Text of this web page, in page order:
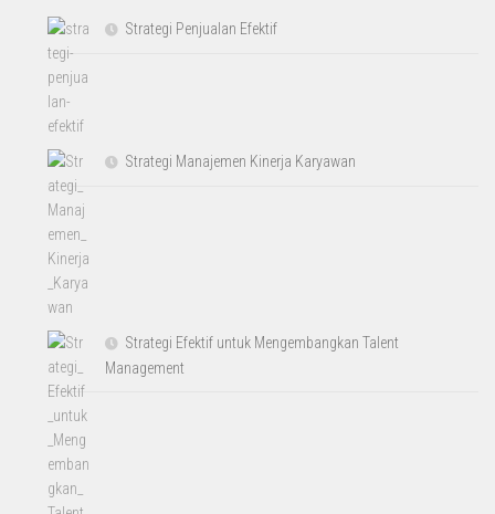
Strategi Penjualan Efektif
Strategi Manajemen Kinerja Karyawan
Strategi Efektif untuk Mengembangkan Talent
Management